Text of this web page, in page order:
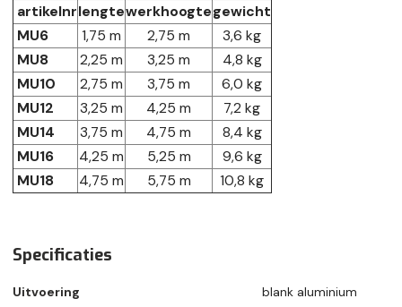
artikelnrlengtewerkhoogtegewicht
MU6
1,75 m 2,75 m
3,6 kg
MU8
2,25 m 3,25 m
4,8 kg
MU10
2,75 m 3,75 m
6,0 kg
MU12
3,25 m 4,25 m
7,2 kg
MU14
3,75 m 4,75 m
8,4 kg
MU16
4,25 m 5,25 m
9,6 kg
MU18
4,75 m 5,75 m 10,8 kg
Specificaties
Uitvoering blank aluminium